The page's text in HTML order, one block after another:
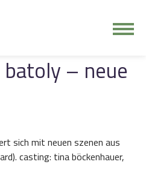
– neue
sich mit neuen szenen aus
casting: tina böckenhauer,